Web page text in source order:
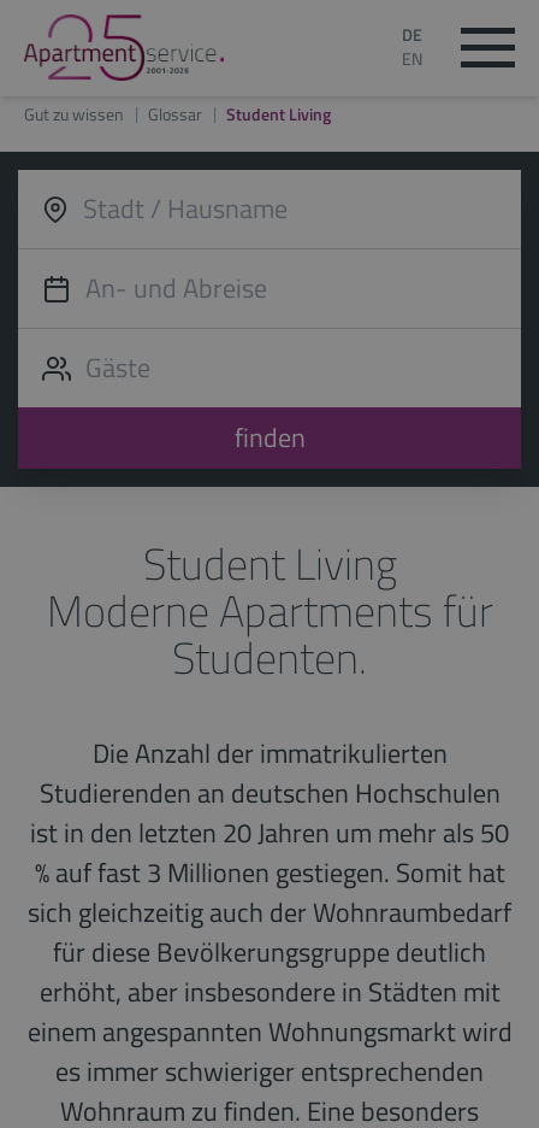
DE
EN
Gut zu wissen Glossar Student Living
finden
Student Living
Moderne Apartments für
Studenten.
Die Anzahl der immatrikulierten
Studierenden an deutschen Hochschulen
ist in den letzten 20 Jahren um mehr als 50
% auf fast 3 Millionen gestiegen. Somit hat
sich gleichzeitig auch der Wohnraumbedarf
für diese Bevölkerungsgruppe deutlich
erhöht, aber insbesondere in Städten mit
einem angespannten Wohnungsmarkt wird
es immer schwieriger entsprechenden
Wohnraum zu finden. Eine besonders